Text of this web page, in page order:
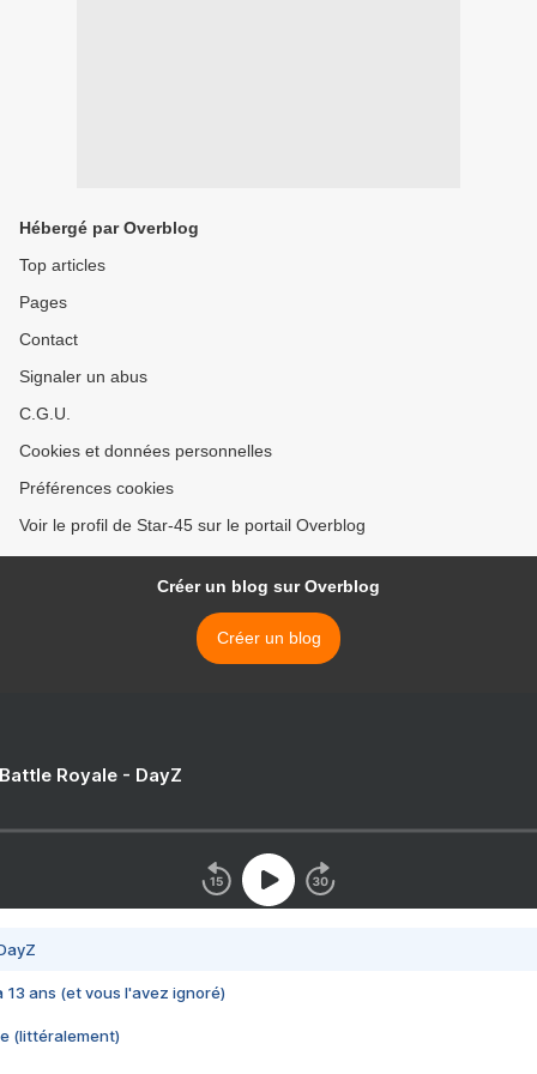
Hébergé par Overblog
Top articles
Pages
Contact
Signaler un abus
C.G.U.
Cookies et données personnelles
Préférences cookies
Voir le profil de Star-45 sur le portail Overblog
Créer un blog sur Overblog
Créer un blog
Royale - DayZ
13 ans (et vous l'avez ignoré)
(littéralement)